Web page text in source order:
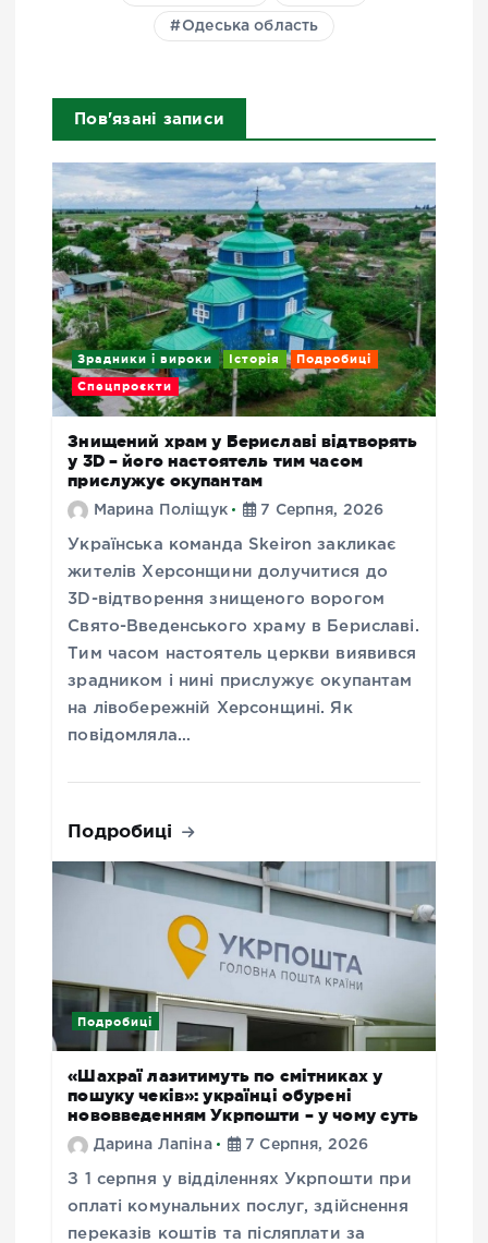
Одеська область
Пов'язані записи
Зрадники і вироки Історія Подробиці
Спецпроєкти
Знищений храм у Бериславі відтворять
у 3D – його настоятель тим часом
прислужує окупантам
Марина Поліщук 7 Серпня, 2026
Українська команда Skeiron закликає
жителів Херсонщини долучитися до
3D-відтворення знищеного ворогом
Свято-Введенського храму в Бериславі.
Тим часом настоятель церкви виявився
зрадником і нині прислужує окупантам
на лівобережній Херсонщині. Як
повідомляла…
Подробиці
Подробиці
«Шахраї лазитимуть по смітниках у
пошуку чеків»: українці обурені
нововведенням Укрпошти – у чому суть
Дарина Лапіна 7 Серпня, 2026
З 1 серпня у відділеннях Укрпошти при
оплаті комунальних послуг, здійснення
переказів коштів та післяплати за